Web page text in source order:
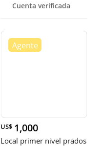
Cuenta verificada
US$ 1,000
Local primer nivel prados